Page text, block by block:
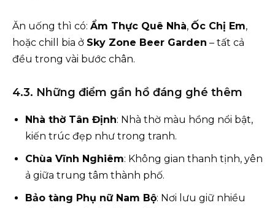
Ăn uống thì có: Ẩm Thực Quê Nhà, Ốc Chị Em,
hoặc chill bia ở Sky Zone Beer Garden – tất cả
đều trong vài bước chân.
4.3. Những điểm gần hồ đáng ghé thêm
Nhà thờ Tân Định: Nhà thờ màu hồng nổi bật,
kiến trúc đẹp như trong tranh.
Chùa Vĩnh Nghiêm: Không gian thanh tịnh, yên
ả giữa trung tâm thành phố.
Bảo tàng Phụ nữ Nam Bộ: Nơi lưu giữ nhiều